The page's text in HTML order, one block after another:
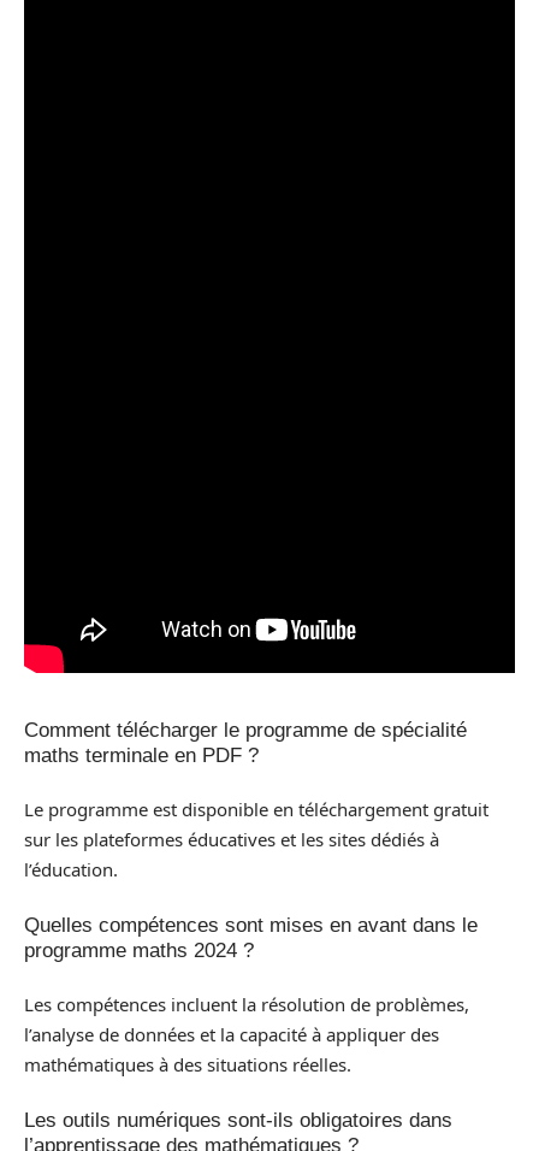
Comment télécharger le programme de spécialité
maths terminale en PDF ?
Le programme est disponible en téléchargement gratuit
sur les plateformes éducatives et les sites dédiés à
l’éducation.
Quelles compétences sont mises en avant dans le
programme maths 2024 ?
Les compétences incluent la résolution de problèmes,
l’analyse de données et la capacité à appliquer des
mathématiques à des situations réelles.
Les outils numériques sont-ils obligatoires dans
l’apprentissage des mathématiques ?